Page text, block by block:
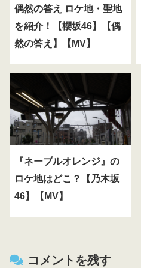
偶然の答え ロケ地・聖地
を紹介！【櫻坂46】【偶
然の答え】【MV】
『ネーブルオレンジ』の
ロケ地はどこ？【乃木坂
46】【MV】
コメントを残す